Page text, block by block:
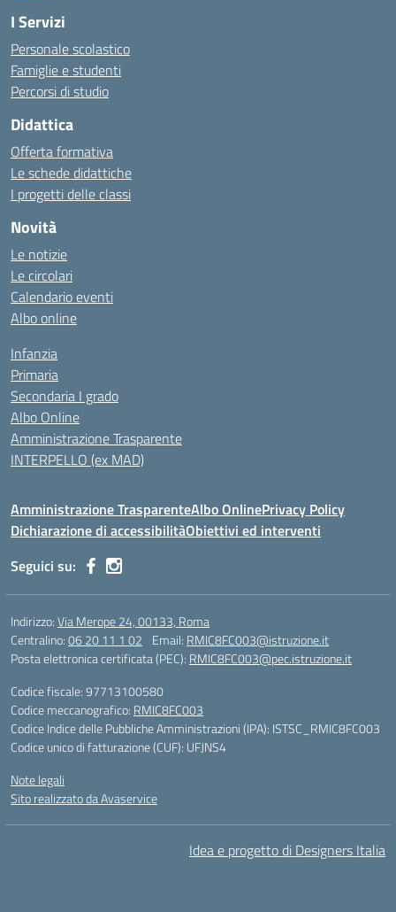
I Servizi
Personale scolastico
Famiglie e studenti
Percorsi di studio
Didattica
Offerta formativa
Le schede didattiche
I progetti delle classi
Novità
Le notizie
Le circolari
Calendario eventi
Albo online
Infanzia
Primaria
Secondaria I grado
Albo Online
Amministrazione Trasparente
INTERPELLO (ex MAD)
Amministrazione TrasparenteAlbo OnlinePrivacy Policy
Dichiarazione di accessibilitàObiettivi ed interventi
Seguici su:
Indirizzo:Via Merope 24, 00133, Roma
Centralino:06 20 11 1 02 Email: RMIC8FC003@istruzione.it
Posta elettronica certificata (PEC): RMIC8FC003@pec.istruzione.it
Codice fiscale: 97713100580
Codice meccanografico: RMIC8FC003
Codice Indice delle Pubbliche Amministrazioni (IPA): ISTSC_RMIC8FC003
Codice unico di fatturazione (CUF): UFJNS4
Note legali
Sito realizzato da Avaservice
Idea e progetto di Designers Italia